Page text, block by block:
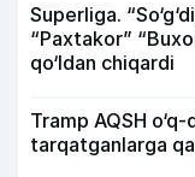
Superliga.
“Paxtakor”
qo‘ldan chiqardi
Tramp AQSH
tarqatganlarga